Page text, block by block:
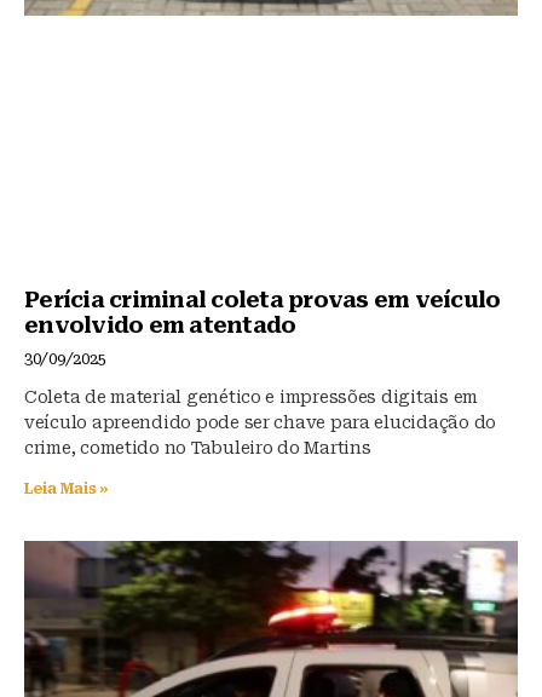
Perícia criminal coleta provas em veículo
envolvido em atentado
30/09/2025
Coleta de material genético e impressões digitais em
veículo apreendido pode ser chave para elucidação do
crime, cometido no Tabuleiro do Martins
Leia Mais »